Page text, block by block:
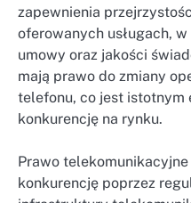
zapewnienia
oferowanych usługach,
umowy oraz jakości
mają prawo do zmiany
telefonu, co jest istotnym
konkurencję na rynku.
Prawo
konkurencję poprzez